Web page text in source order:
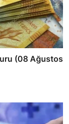
(08 Ağustos